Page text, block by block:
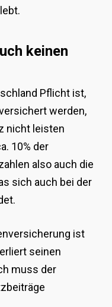
keinen
Pflicht ist,
werden,
nicht leisten
10% der
also auch die
sich auch bei der
ist
seinen
muss der